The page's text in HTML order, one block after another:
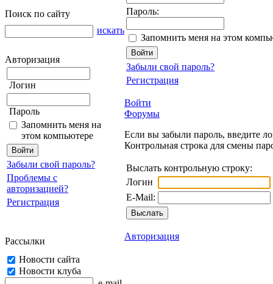
Поиск по сайту
искать
Авторизация
Логин
Пароль
Запомнить меня на
этом компьютере
Забыли свой пароль?
Проблемы с
авторизацией?
Регистрация
Рассылки
Новости сайта
Новости клуба
Пароль:
Запомнить меня на этом
Забыли свой пароль?
Регистрация
Войти
Форумы
Если вы забыли пароль, введите
Контрольная строка для смены
Выслать контрольную строку:
Логин
E-Mail:
Авторизация